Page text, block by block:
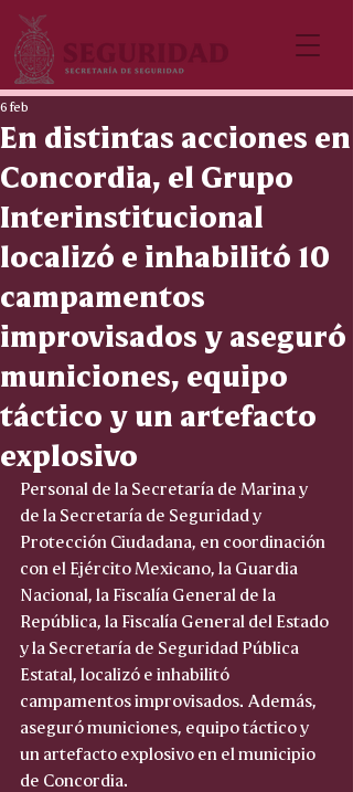
En distintas acciones en
Concordia, el Grupo
Interinstitucional
localizó e inhabilitó 10
campamentos
improvisados y aseguró
municiones, equipo
táctico y un artefacto
explosivo
6 feb
Personal de la Secretaría de Marina y
de la Secretaría de Seguridad y
Protección Ciudadana, en coordinación
con el Ejército Mexicano, la Guardia
Nacional, la Fiscalía General de la
República, la Fiscalía General del Estado
y la Secretaría de Seguridad Pública
Estatal, localizó e inhabilitó
campamentos improvisados. Además,
aseguró municiones, equipo táctico y
un artefacto explosivo en el municipio
de Concordia.